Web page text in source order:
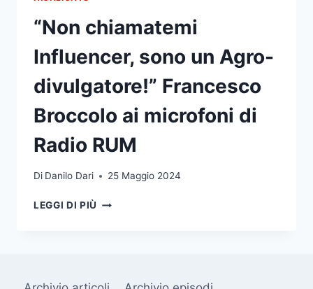
“Non chiamatemi
Influencer, sono un Agro-
divulgatore!” Francesco
Broccolo ai microfoni di
Radio RUM
Di Danilo Dari 25 Maggio 2024
LEGGI DI PIÙ “NON